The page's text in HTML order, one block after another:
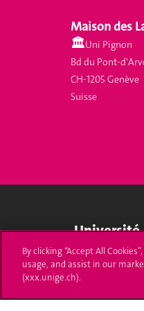
Maison des
🏛️Uni Pignon
Bd du Pont-
CH-1205 Genève
Suisse
Université
24 rue du
1211 Genève 4
F. +41 (0)22 379
By clicking “Accept All
usage, and assist in our
(xxx.unige.ch).